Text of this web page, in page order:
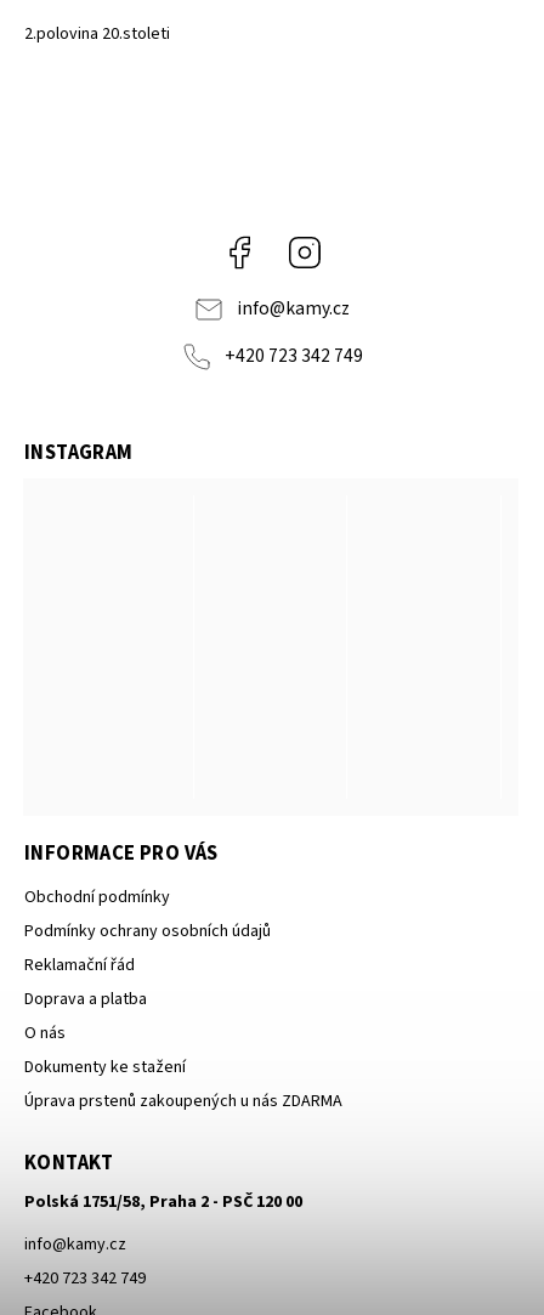
2.polovina 20.stoleti
Facebook
info@kamy.cz
+420 723 342 749
INFORMACE PRO VÁS
Obchodní podmínky
Podmínky ochrany osobních údajů
Reklamační řád
Doprava a platba
O nás
Dokumenty ke stažení
Úprava prstenů zakoupených u nás ZDARMA
KONTAKT
Polská 1751/58, Praha 2 - PSČ 120 00
info@kamy.cz
+420 723 342 749
INSTAGRAM